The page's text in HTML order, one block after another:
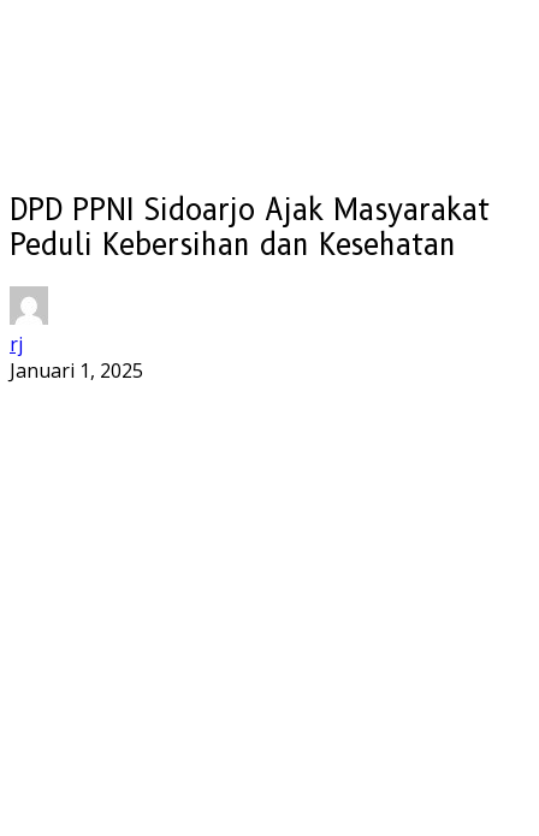
DPD PPNI Sidoarjo Ajak Masyarakat
Peduli Kebersihan dan Kesehatan
rj
Januari 1, 2025